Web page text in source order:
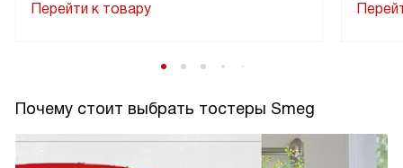
Перейти к товару
Почему стоит выбрать тостеры Smeg